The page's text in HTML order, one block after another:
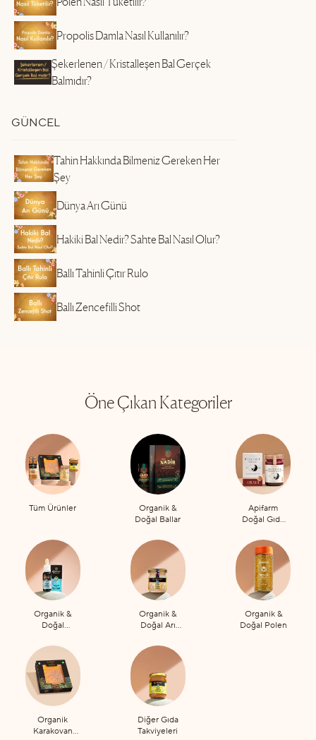
Propolis Damla Nasıl Kullanılır?
Şekerlenen / Kristalleşen Bal Gerçek
Balmıdır?
GÜNCEL
Tahin Hakkında Bilmeniz Gereken Her
Şey
Dünya Arı Günü
Hakiki Bal Nedir? Sahte Bal Nasıl Olur?
Ballı Tahinli Çıtır Rulo
Ballı Zencefilli Shot
Öne Çıkan Kategoriler
Tüm Ürünler
Organik &
Doğal Ballar
Apifarm
Doğal Gıda
Organik &
Doğal
Organik &
Doğal Arı
Organik &
Doğal Polen
Organik
Karakovan
Diğer Gıda
Takviyeleri